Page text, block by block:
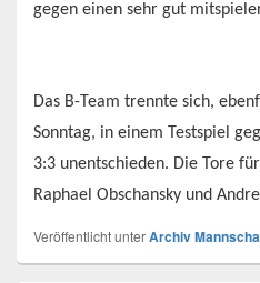
gegen einen sehr gut
Das B-Team trennte sich,
Sonntag, in einem Testspiel
3:3 unentschieden. Die Tore
Raphael Obschansky und
Veröffentlicht unterArchiv